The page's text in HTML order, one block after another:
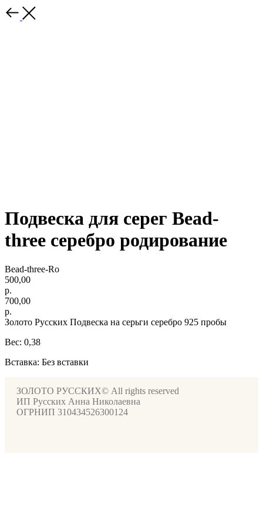
Подвеска для серег Bead-
three серебро родирование
Bead-three-Ro
500,00
р.
700,00
р.
Золото Русских Подвеска на серьги серебро 925 пробы
Вес: 0,38
Вставка: Без вставки
ЗОЛОТО РУССКИХ© All rights reserved
ИП Русских Анна Николаевна
ОГРНИП 310434526300124